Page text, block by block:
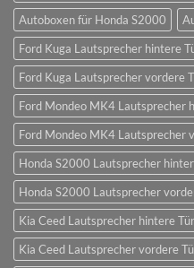
Autoboxen für Honda S2000
Ford Kuga Lautsprecher hintere
Ford Kuga Lautsprecher vordere
Ford Mondeo MK4 Lautsprecher
Ford Mondeo MK4 Lautsprecher
Honda S2000 Lautsprecher
Honda S2000 Lautsprecher
Kia Ceed Lautsprecher hintere
Kia Ceed Lautsprecher vordere